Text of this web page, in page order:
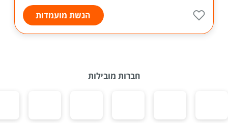
הגשת מועמדות
חברות מובילות